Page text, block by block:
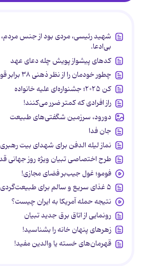
شهید رئیسی، مردی بود از جنس مردم،
بی‌ادعا.
کدهای پیشواز پویش چله دعای عهد
چطور خودمان را از نظر ذهنی ۳۸ برابر قوی‌تر کنیم؟
کن ۲۰۲۵؛ جشنواره‌ای علیه خانواده
راز افرادی که کمتر ضرر می‌کنند!
دورود، سرزمین شگفتی‌های طبیعت
جان فدا
نماز لیله الدفن برای شهدای بیت رهبری
طرح اختصاصی تبیان ویژه روز جهانی
فومو؛ غول جیب‌بر فضای مجازی!
۵ غذای سریع و سالم برای طبیعت‌گردی
نتیجه حمله آمریکا به ایران چیست؟
رونمایی از اتاق برق جدید تبیان
زهرهای پنهان خانه را بشناسید!
قهرمان‌های خسته یا والدین مفید!